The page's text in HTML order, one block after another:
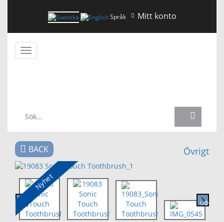
Språk Mitt konto
Växla
navigering
BACK Övrigt
Nyhet